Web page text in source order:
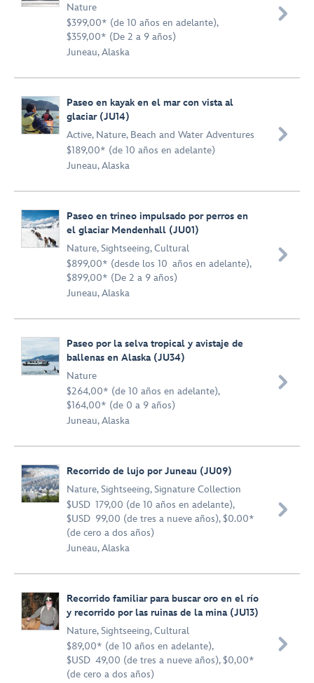
Nature
$399,00* (de 10 años en adelante),
$359,00* (De 2 a 9 años)
Juneau, Alaska

Paseo en kayak en el mar con vista al
glaciar (JU14)
Active, Nature, Beach and Water Adventures
$189,00* (de 10 años en adelante)
Juneau, Alaska

Paseo en trineo impulsado por perros en
el glaciar Mendenhall (JU01)
Nature,Sightseeing,Cultural
$899,00* (desde los 10 años en adelante),
$899,00* (De 2 a 9 años)
Juneau, Alaska

Paseo por la selva tropical y avistaje de
ballenas en Alaska (JU34)
Nature
$264,00* (de 10 años en adelante),
$164,00* (de 0 a 9 años)
Juneau, Alaska

Recorrido de lujo por Juneau (JU09)
Nature,Sightseeing,Signature Collection
$USD 179,00 (de 10 años en adelante),
$USD 99,00 (de tres a nueve años), $0.00*
(de cero a dos años)
Juneau, Alaska

Recorrido familiar para buscar oro en el río
y recorrido por las ruinas de la mina (JU13)
Nature,Sightseeing,Cultural
$89,00* (de 10 años en adelante),
$USD 49,00 (de tres a nueve años), $0,00*
(de cero a dos años)
